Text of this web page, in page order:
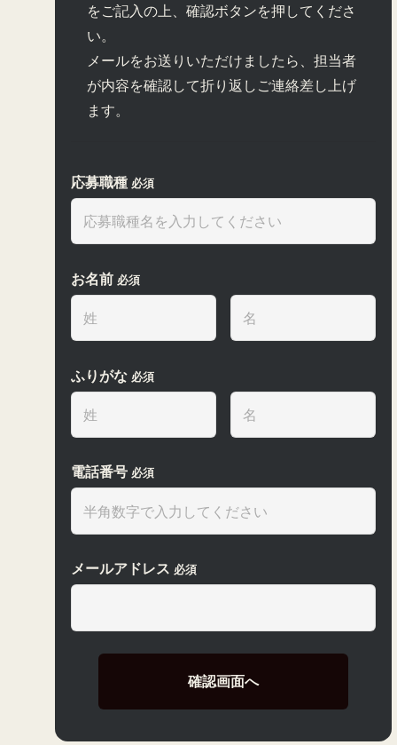
をご記入の上、確認ボタンを押してくださ
い。
メールをお送りいただけましたら、担当者
が内容を確認して折り返しご連絡差し上げ
ます。
応募職種 必須
お名前 必須
ふりがな 必須
電話番号 必須
メールアドレス 必須